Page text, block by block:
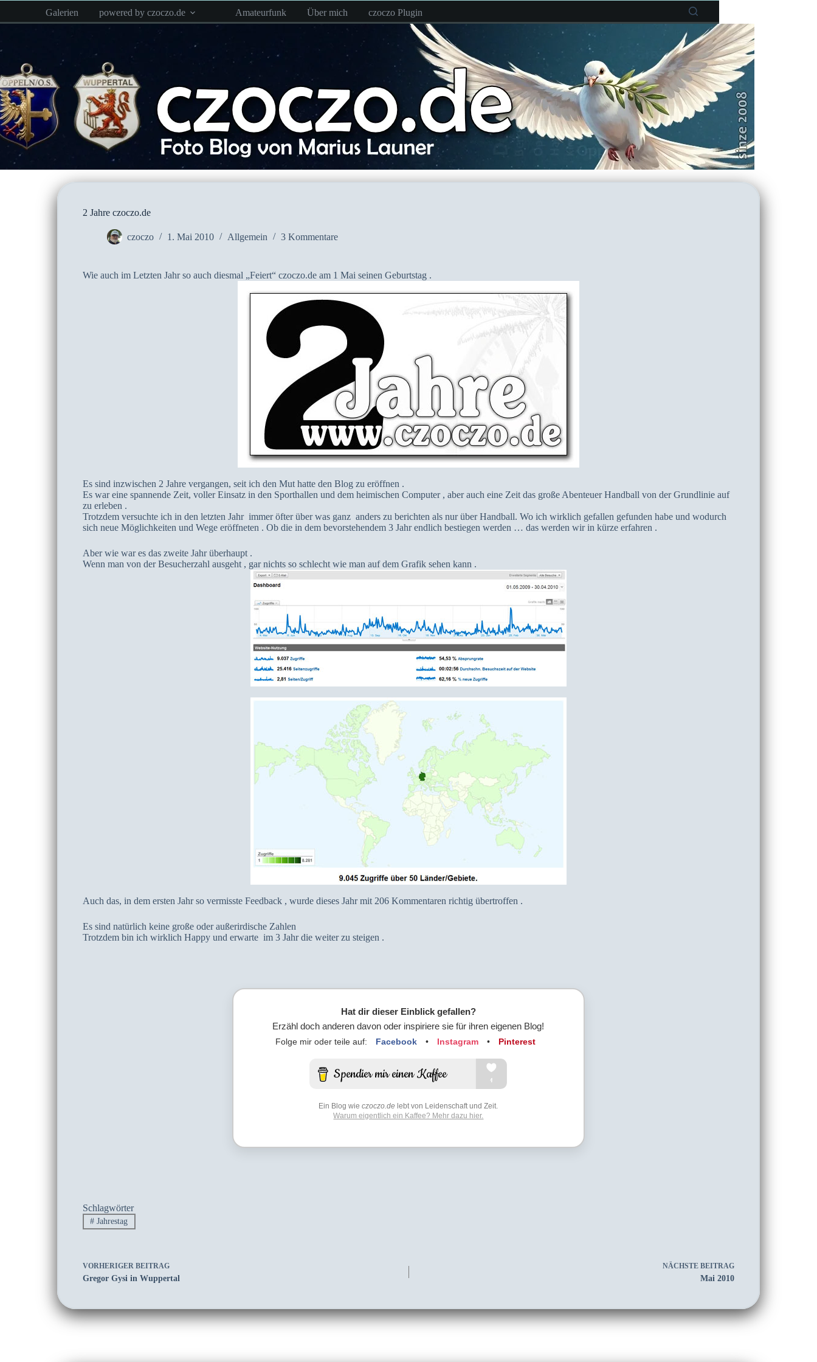
springen
Galerien powered by czoczo.de Amateurfunk Über mich czoczo Plugin
2 Jahre czoczo.de
czoczo 1. Mai 2010 Allgemein 3 Kommentare
Wie auch im Letzten Jahr so auch diesmal „Feiert“ czoczo.de am 1 Mai seinen Geburtstag .
Es sind inzwischen 2 Jahre vergangen, seit ich den Mut hatte den Blog zu eröffnen .
Es war eine spannende Zeit, voller Einsatz in den Sporthallen und dem heimischen Computer , aber auch eine Zeit das große Abenteuer Handball von der Grundlinie auf
zu erleben .
Trotzdem versuchte ich in den letzten Jahr immer öfter über was ganz anders zu berichten als nur über Handball. Wo ich wirklich gefallen gefunden habe und wodurch
sich neue Möglichkeiten und Wege eröffneten . Ob die in dem bevorstehendem 3 Jahr endlich bestiegen werden … das werden wir in kürze erfahren .
Aber wie war es das zweite Jahr überhaupt .
Wenn man von der Besucherzahl ausgeht , gar nichts so schlecht wie man auf dem Grafik sehen kann .
Auch das, in dem ersten Jahr so vermisste Feedback , wurde dieses Jahr mit 206 Kommentaren richtig übertroffen .
Es sind natürlich keine große oder außerirdische Zahlen
Trotzdem bin ich wirklich Happy und erwarte im 3 Jahr die weiter zu steigen .
Hat dir dieser Einblick gefallen?
Erzähl doch anderen davon oder inspiriere sie für ihren eigenen Blog!
Folge mir oder teile auf: Facebook • Instagram • Pinterest
Ein Blog wieczoczo.de lebt von Leidenschaft und Zeit.
Warum eigentlich ein Kaffee? Mehr dazu hier.
Schlagwörter
# Jahrestag
VORHERIGER BEITRAG
Gregor Gysi in Wuppertal
NÄCHSTEBEITRAG
Mai 2010